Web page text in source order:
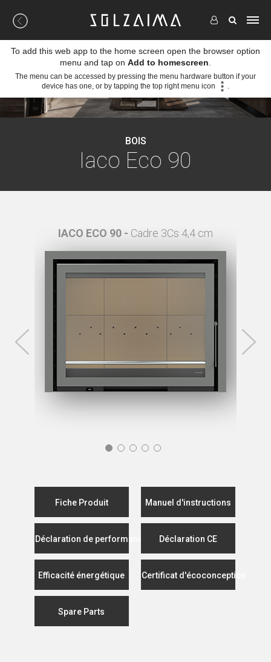
BOIS
Iaco Eco 90
IACO ECO 90 - Cadre 3Cs 4,4 cm
Fiche Produit Manuel d'instructions
Déclaration de performance Déclaration CE
Efficacité énergétique Certificat d'écoconception
Spare Parts
To add this web app to the home screen open the browser option
menu and tap on Add to homescreen
The menu can be accessed by pressing the menu hardware button if your
device has one, or by tapping the top right menu icon
.